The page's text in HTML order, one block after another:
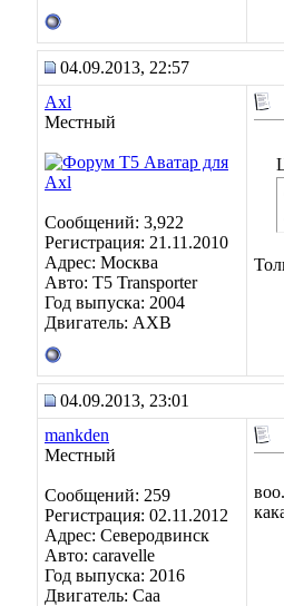
04.09.2013, 22:57
Axl
Местный
Сообщений: 3,922
Регистрация: 21.11.2010
Адрес: Москва
Авто: Т5 Transporter
Год выпуска: 2004
Двигатель: АХВ
04.09.2013, 23:01
mankden
Местный
Сообщений: 259
Регистрация: 02.11.2012
Адрес: Северодвинск
Авто: caravelle
Год выпуска: 2016
Двигатель: Caa